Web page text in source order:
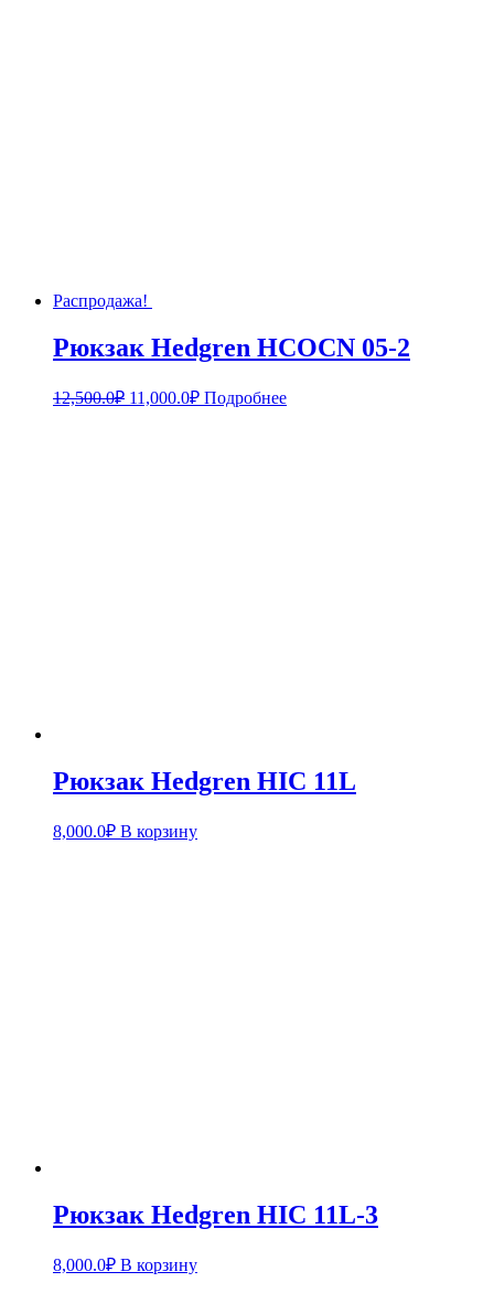
Распродажа!
Рюкзак Hedgren HCOCN 05-2
12,500.0₽ 11,000.0₽ Подробнее
Рюкзак Hedgren HIC 11L
8,000.0₽ В корзину
Рюкзак Hedgren HIC 11L-3
8,000.0₽ В корзину